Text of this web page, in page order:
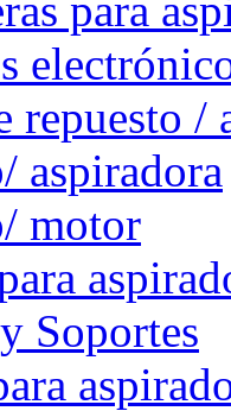
repuesto /
aspiradora
motor
Soportes